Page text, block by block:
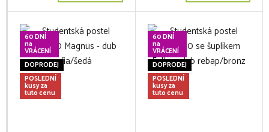
60 DNÍ
na
VRÁCENÍ
DOPRODEJ
POSLEDNÍ
kusy za
tuto cenu
60 DNÍ
na
VRÁCENÍ
DOPRODEJ
POSLEDNÍ
kusy za
tuto cenu